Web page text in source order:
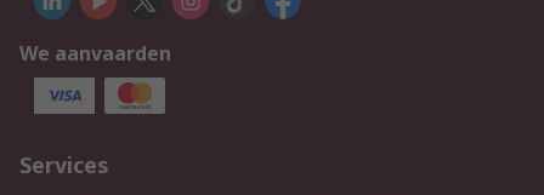
We aanvaarden
Services